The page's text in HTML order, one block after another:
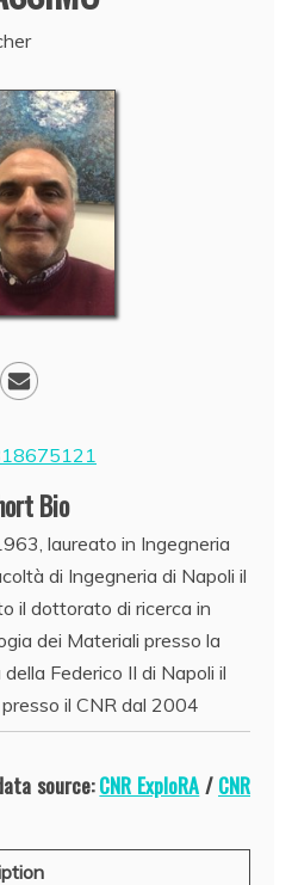
Bio
laureato in Ingegneria
di Ingegneria di Napoli il
il dottorato di ricerca in
dei Materiali presso la
Federico II di Napoli il
il CNR dal 2004
source:CNR ExploRA/CNR